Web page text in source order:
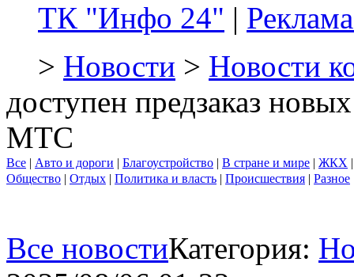
ТК "Инфо 24" |
> Новости > Новости
доступен предзаказ
МТС
Все | Авто и дороги | Благоустройство | В стране и мире | ЖКХ
Общество | Отдых | Политика и власть | Происшествия | Разное
Все новостиКатегория: